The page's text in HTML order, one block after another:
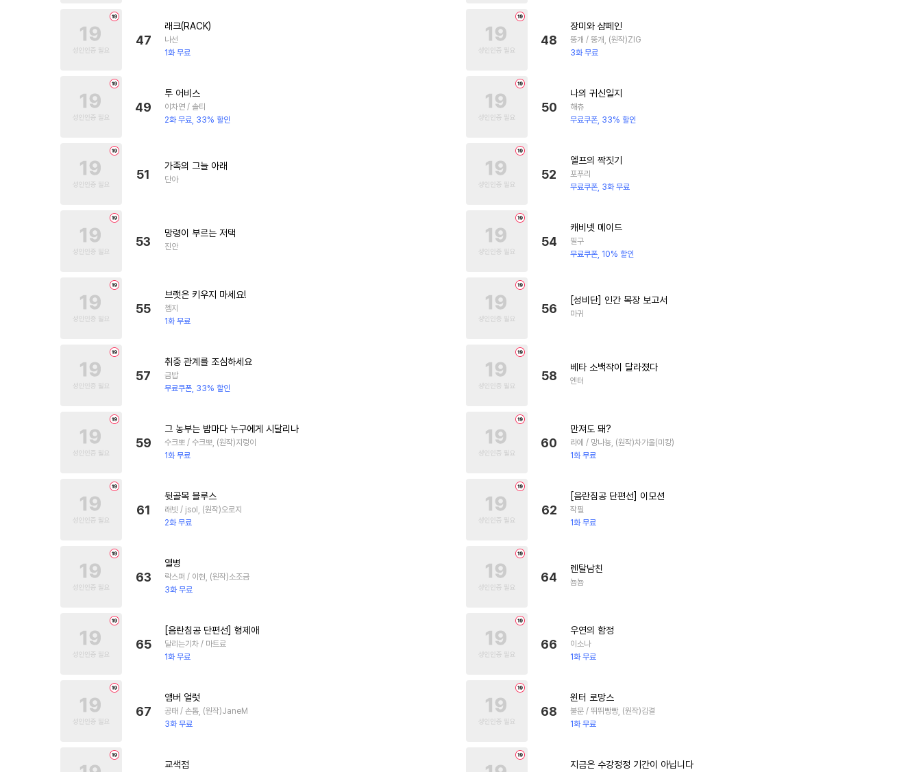
47
래크(RACK)
나선
1화 무료
48
장미와 샴페인
뚱개 / 뚱개, (원작)ZIG
3화 무료
49
투 어비스
이차연 / 솔티
2화 무료, 33% 할인
50
나의 귀신일지
해츄
무료쿠폰, 33% 할인
51
가족의 그늘 아래
단아 52
엘프의 짝짓기
포푸리
무료쿠폰, 3화 무료
53
망령이 부르는 저택
진안 54
캐비넷 메이드
필구
무료쿠폰, 10% 할인
55
브랫은 키우지 마세요!
쳄지
1화 무료
56
[성비단] 인간 목장 보고서
마귀
57
취중 관계를 조심하세요
금밥
무료쿠폰, 33% 할인
58
베타 소백작이 달라졌다
엔터
59
그 농부는 밤마다 누구에게 시달리나
수크뽀 / 수크뽀, (원작)지렁이
1화 무료
60
만져도 돼?
라에 / 망나뇽, (원작)차가울(미캉)
1화 무료
61
뒷골목 블루스
래빗 / jsol, (원작)오로지
2화 무료
62
[음란침공 단편선] 이모션
작필
1화 무료
63
열병
락스퍼 / 이현, (원작)소조금
3화 무료
64
렌탈남친
뇸뇸
65
[음란침공 단편선] 형제애
달리는기차 / 마트료
1화 무료
66
우연의 함정
이소나
1화 무료
67
앰버 얼럿
공태 / 손톱, (원작)JaneM
3화 무료
68
윈터 로망스
불문 / 뛰뛰빵빵, (원작)김결
1화 무료
교색점 지금은 수강정정 기간이 아닙니다